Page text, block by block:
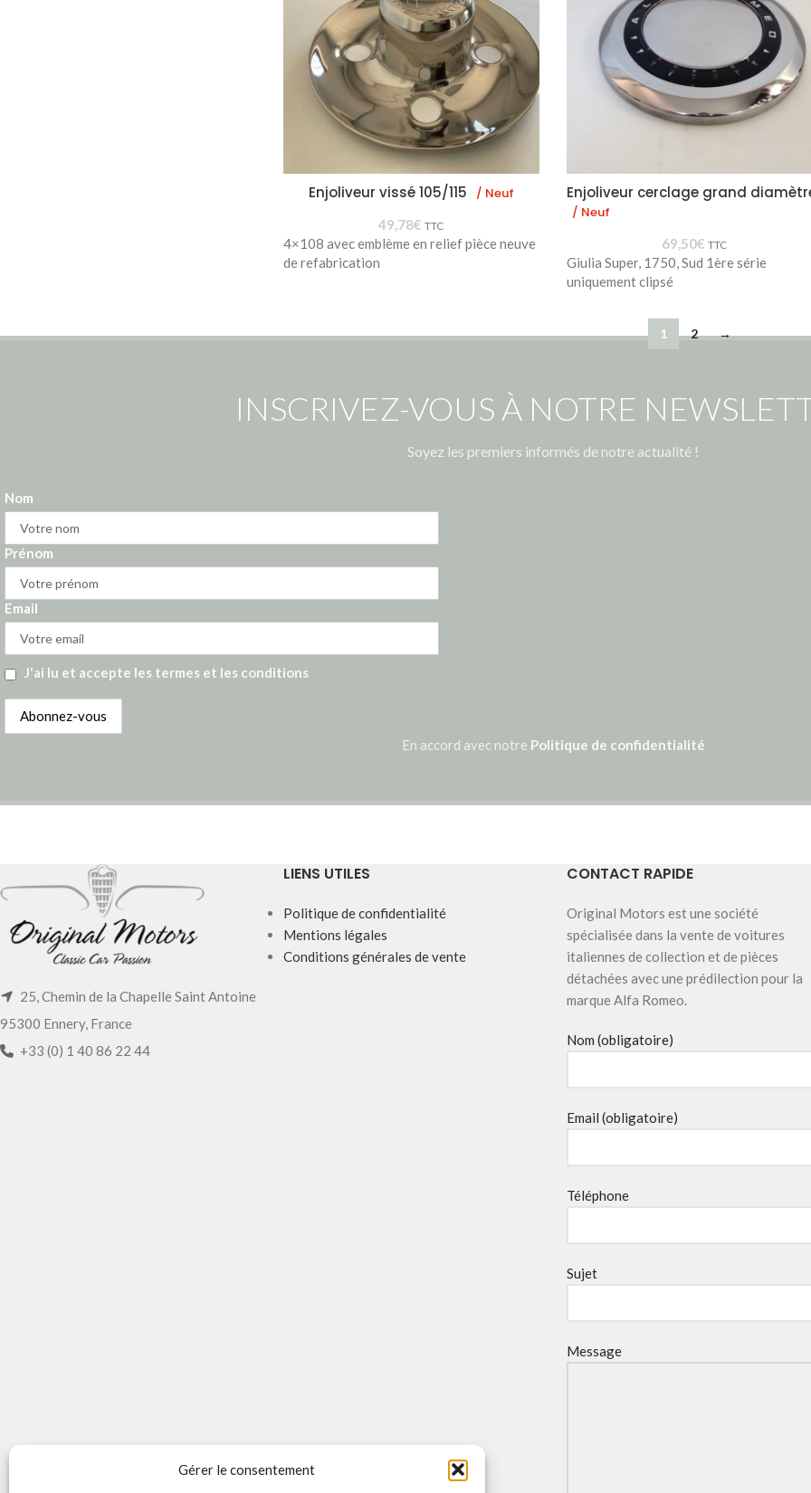
Gérer le consentement
Enjoliveur vissé 105/115 / Neuf
49,78€ TTC
4×108 avec emblème en relief pièce neuve
de refabrication
Enjoliveur cerclage grand
/ Neuf
69,50€ TTC
Giulia Super, 1750, Sud 1ère série
uniquement clipsé
1 2 →
INSCRIVEZ-VOUS À NOTRE
Soyez les premiers informés de notre actualité !
Nom
Prénom
Email
J'ai lu et accepte les termes et les conditions
En accord avec notre Politique de confidentialité
25, Chemin de la Chapelle Saint Antoine
95300 Ennery, France
+33 (0) 1 40 86 22 44
LIENS UTILES
Politique de confidentialité
Mentions légales
Conditions générales de vente
CONTACT RAPIDE
Original Motors est une société
spécialisée dans la vente de voitures
italiennes de collection et de pièces
détachées avec une prédilection pour la
marque Alfa Romeo.
Nom (obligatoire)
Email (obligatoire)
Téléphone
Sujet
Message